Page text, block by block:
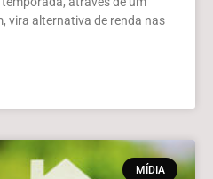
vira alternativa de renda nas
MÍDIA